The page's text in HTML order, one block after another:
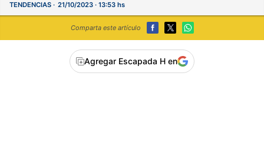
TENDENCIAS
21/10/2023 · 13:53 hs
Comparta este artículo
Agregar Escapada H en